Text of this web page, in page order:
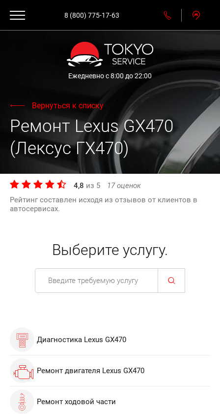
8 (800) 775-17-63
Ежедневно с 8:00 до 22:00
Вернуться к списку
Ремонт Lexus GX470
(Лексус ГХ470)
4,8 из 5 17оценок
Рейтинг составлен исходя из отзывов от клиентов в
автосервисах.
Выберите услугу.
Диагностика Lexus GX470
Ремонт двигателя Lexus GX470
Ремонт ходовой части